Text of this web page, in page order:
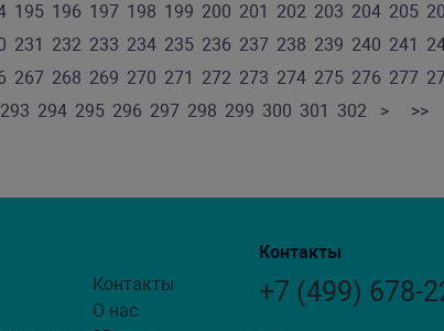
195 196 197 198 199 200 201 202 203 204 205
231 232 233 234 235 236 237 238 239 240 241
267 268 269 270 271 272 273 274 275 276 277
293 294 295 296 297 298 299 300 301 302 > >>
Контакты
О нас
Контакты
+7 (499) 678-